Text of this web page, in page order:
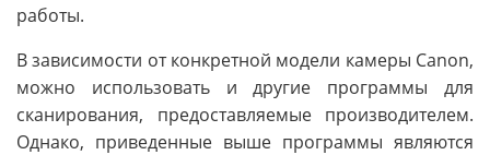
работы.
В зависимости от конкретной модели камеры Canon,
можно использовать и другие программы для
сканирования, предоставляемые производителем.
Однако, приведенные выше программы являются